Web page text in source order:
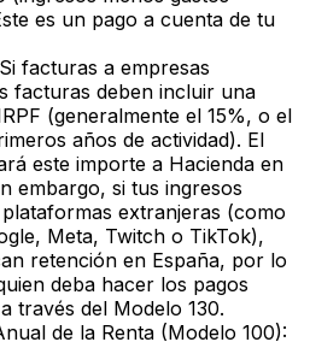
es un pago a cuenta de tu
Si facturas a empresas
facturas deben incluir una
(generalmente el 15%, o el
años de actividad). El
este importe a Hacienda en
embargo, si tus ingresos
extranjeras (como
Meta, Twitch o TikTok),
retención en España, por lo
deba hacer los pagos
través del Modelo 130.
de la Renta (Modelo 100):